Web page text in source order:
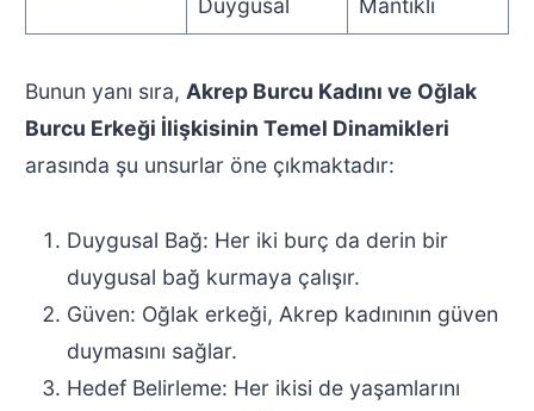
Duygusal
Mantıklı
Bunun yanı sıra, Akrep Burcu Kadını ve Oğlak
Burcu Erkeği İlişkisinin Temel Dinamikleri
arasında şu unsurlar öne çıkmaktadır:
Duygusal Bağ: Her iki burç da derin bir
duygusal bağ kurmaya çalışır.
Güven: Oğlak erkeği, Akrep kadınının güven
duymasını sağlar.
Hedef Belirleme: Her ikisi de yaşamlarını